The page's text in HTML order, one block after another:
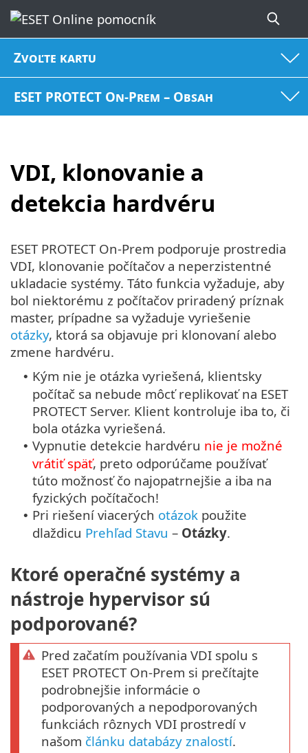
Zvoľte kartu
ESET PROTECT On-Prem – Obsah
VDI, klonovanie a
detekcia hardvéru
ESET PROTECT On-Prem podporuje prostredia
VDI, klonovanie počítačov a neperzistentné
ukladacie systémy. Táto funkcia vyžaduje, aby
bol niektorému z počítačov priradený príznak
master, prípadne sa vyžaduje vyriešenie
otázky, ktorá sa objavuje pri klonovaní alebo
zmene hardvéru.
• Kým nie je otázka vyriešená, klientsky
počítač sa nebude môcť replikovať na ESET
PROTECT Server. Klient kontroluje iba to, či
bola otázka vyriešená.
• Vypnutie detekcie hardvéru nie je možné
vrátiť späť, preto odporúčame používať
túto možnosť čo najopatrnejšie a iba na
fyzických počítačoch!
• Pri riešení viacerých otázok použite
dlaždicu Prehľad Stavu – Otázky.
Ktoré operačné systémy a
nástroje hypervisor sú
podporované?
Pred začatím používania VDI spolu s
ESET PROTECT On-Prem si prečítajte
podrobnejšie informácie o
podporovaných a nepodporovaných
funkciách rôznych VDI prostredí v
našom článku databázy znalostí.